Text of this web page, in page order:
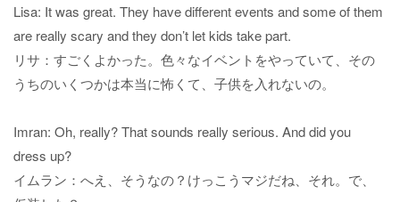
Lisa: It was great. They have different events and some of them
are really scary and they don’t let kids take part.
リサ：すごくよかった。色々なイベントをやっていて、その
うちのいくつかは本当に怖くて、子供を入れないの。
Imran: Oh, really? That sounds really serious. And did you
dress up?
イムラン：へえ、そうなの？けっこうマジだね、それ。で、